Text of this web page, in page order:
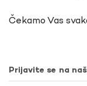
Čekamo Vas
Prijavite se na